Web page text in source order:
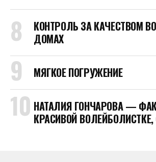
КОНТРОЛЬ ЗА КАЧЕСТВОМ
ДОМАХ
МЯГКОЕ ПОГРУЖЕНИЕ
НАТАЛИЯ ГОНЧАРОВА —
КРАСИВОЙ